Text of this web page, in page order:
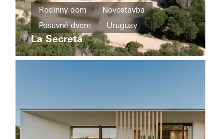
Novostavba
Inteligentné
budovy
Fasády
budov
Germany
Private
Home
Borken
Rodinný dom
Novostavba
Posuvné dvere
Uruguay
La Secreta